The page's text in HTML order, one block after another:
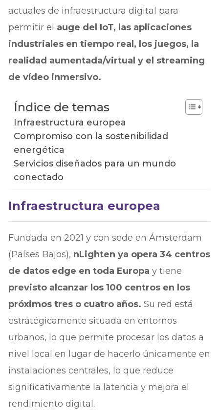
actuales de infraestructura digital para
permitir el auge del IoT, las aplicaciones
industriales en tiempo real, los juegos, la
realidad aumentada/virtual y el streaming
de vídeo inmersivo.
Índice de temas
Infraestructura europea
Compromiso con la sostenibilidad
energética
Servicios diseñados para un mundo
conectado
Infraestructura europea
Fundada en 2021 y con sede en Ámsterdam
(Países Bajos), nLighten ya opera 34 centros
de datos edge en toda Europa y tiene
previsto alcanzar los 100 centros en los
próximos tres o cuatro años. Su red está
estratégicamente situada en entornos
urbanos, lo que permite procesar los datos a
nivel local en lugar de hacerlo únicamente en
instalaciones centrales, lo que reduce
significativamente la latencia y mejora el
rendimiento digital.